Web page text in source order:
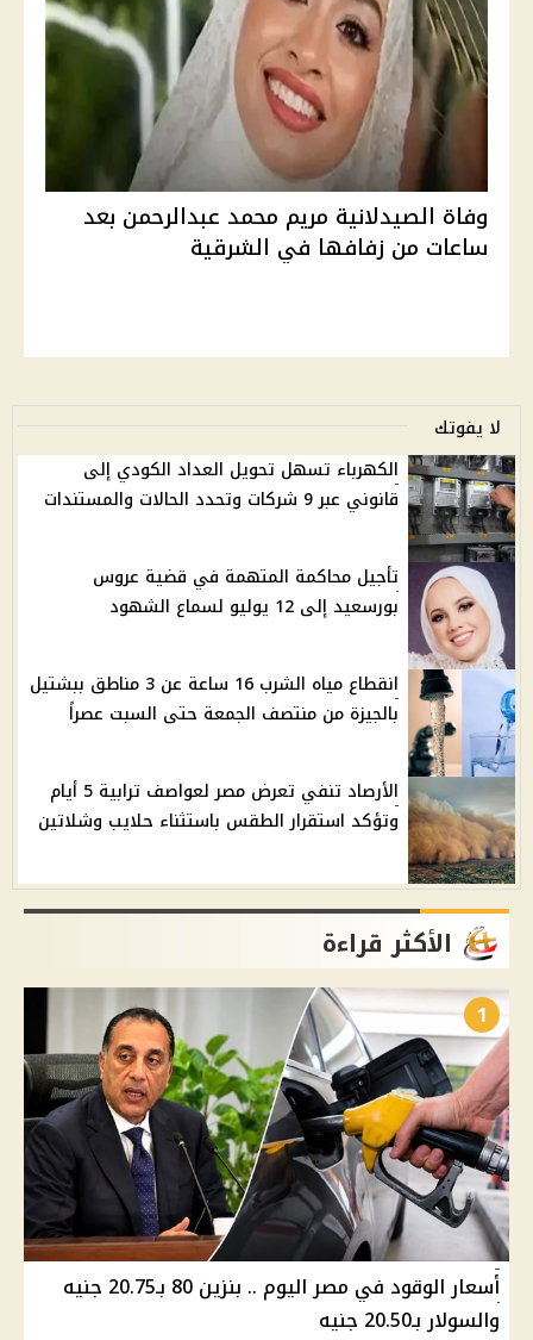
وفاة الصيدلانية مريم محمد عبدالرحمن بعد
ساعات من زفافها في الشرقية
لا يفوتك
الكهرباء تسهل تحويل العداد الكودي إلى
قانوني عبر 9 شركات وتحدد الحالات والمستندات
تأجيل محاكمة المتهمة في قضية عروس
بورسعيد إلى 12 يوليو لسماع الشهود
انقطاع مياه الشرب 16 ساعة عن 3 مناطق ببشتيل
بالجيزة من منتصف الجمعة حتى السبت عصراً
الأرصاد تنفي تعرض مصر لعواصف ترابية 5 أيام
وتؤكد استقرار الطقس باستثناء حلايب وشلاتين
الأكثر قراءة
1
أسعار الوقود في مصر اليوم .. بنزين 80 بـ20.75 جنيه
والسولار بـ20.50 جنيه